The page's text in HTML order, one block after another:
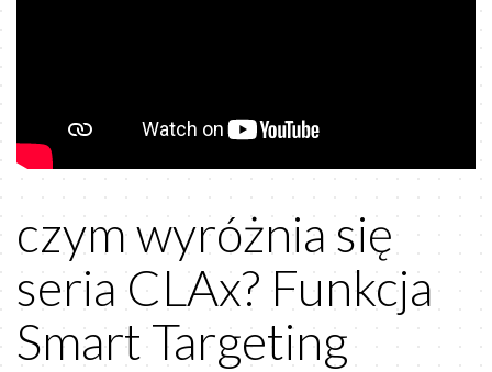
czym wyróżnia się
seria CLAx? Funkcja
Smart Targeting